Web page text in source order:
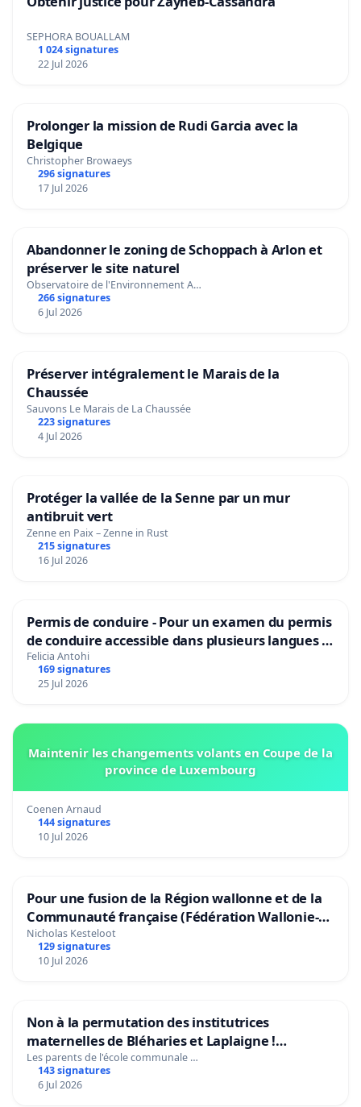
SEPHORA BOUALLAM
1 024 signatures
22 Jul 2026
Prolonger la mission de Rudi Garcia avec la
Belgique
Christopher Browaeys
296 signatures
17 Jul 2026
Abandonner le zoning de Schoppach à Arlon et
préserver le site naturel
Observatoire de l'Environnement A…
266 signatures
6 Jul 2026
Préserver intégralement le Marais de la
Chaussée
Sauvons Le Marais de La Chaussée
223 signatures
4 Jul 2026
Protéger la vallée de la Senne par un mur
antibruit vert
Zenne en Paix – Zenne in Rust
215 signatures
16 Jul 2026
Permis de conduire - Pour un examen du permis
de conduire accessible dans plusieurs langues à
Bruxelles
Felicia Antohi
169 signatures
25 Jul 2026
Maintenir les changements volants en Coupe de la
province de Luxembourg
Coenen Arnaud
144 signatures
10 Jul 2026
Pour une fusion de la Région wallonne et de la
Communauté française (Fédération Wallonie-
Bruxelles)
Nicholas Kesteloot
129 signatures
10 Jul 2026
Non à la permutation des institutrices
maternelles de Bléharies et Laplaigne !
Préservons la stabilité de nos enfants.
Les parents de l'école communale …
143 signatures
6 Jul 2026